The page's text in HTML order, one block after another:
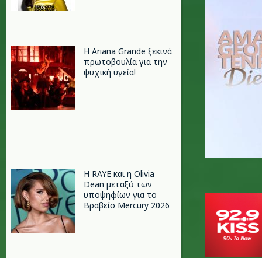
Η Ariana Grande ξεκινά
πρωτοβουλία για την
ψυχική υγεία!
Η RAYE και η Olivia
Dean μεταξύ των
υποψηφίων για το
Βραβείο Mercury 2026